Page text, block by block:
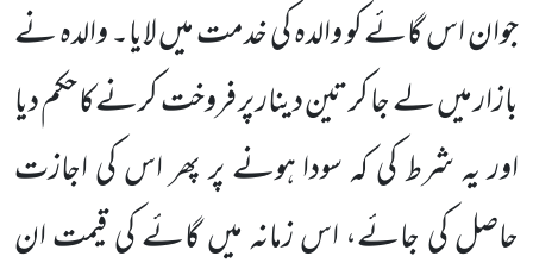
جوان اس گائے کو والدہ کی خدمت میں لایا۔ والدہ نے
بازار میں لے جا کر تین دینار پر فروخت کرنےکا حکم دیا
اور یہ شرط کی کہ سودا ہونے پر پھر اس کی اجازت
حاصل کی جائے، اس زمانہ میں گائے کی قیمت ان